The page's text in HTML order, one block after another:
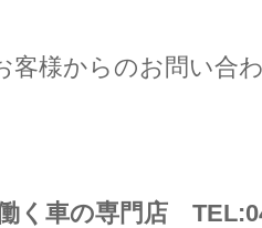
客様からのお問い合
く車の専門店